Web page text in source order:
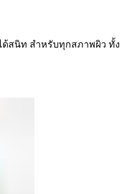
ด้สนิท สำหรับทุกสภาพผิว ทั้ง